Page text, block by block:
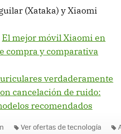
(Xataka) y Xiaomi
El mejor móvil Xiaomi en
compra y comparativa
verdaderamente
cancelación de ruido:
recomendados
Ver ofertas de tecnología